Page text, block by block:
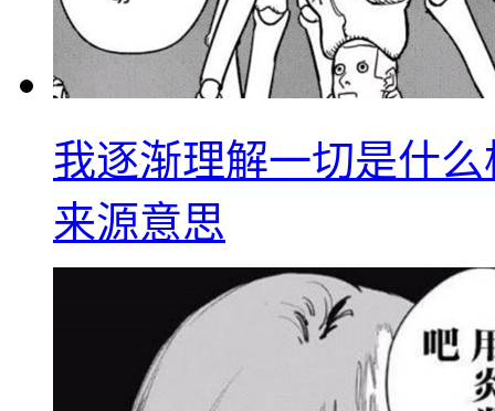
我逐渐理解一切是什
来源意思